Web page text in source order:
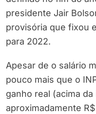
presidente Jair
provisória que fixou
para 2022.
Apesar de o salário
pouco mais que o
ganho real (acima
aproximadamente